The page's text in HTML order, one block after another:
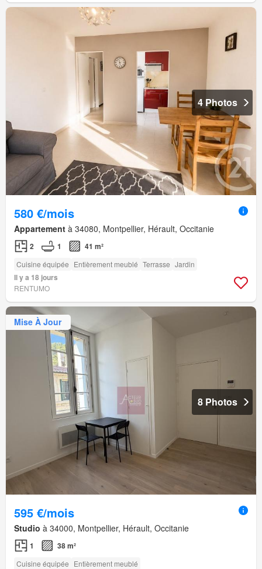
4 Photos
580 €/mois
Appartement à 34080, Montpellier, Hérault, Occitanie
2 1 41 m²
Cuisine équipée Entièrement meublé Terrasse Jardin
Il y a 18 jours
RENTUMO
Mise À Jour
8 Photos
595 €/mois
Studio à 34000, Montpellier, Hérault, Occitanie
1 38 m²
Cuisine équipée Entièrement meublé